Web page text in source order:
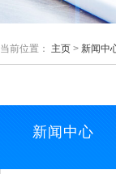
当前位置： 主页 > 新闻中
新闻中心